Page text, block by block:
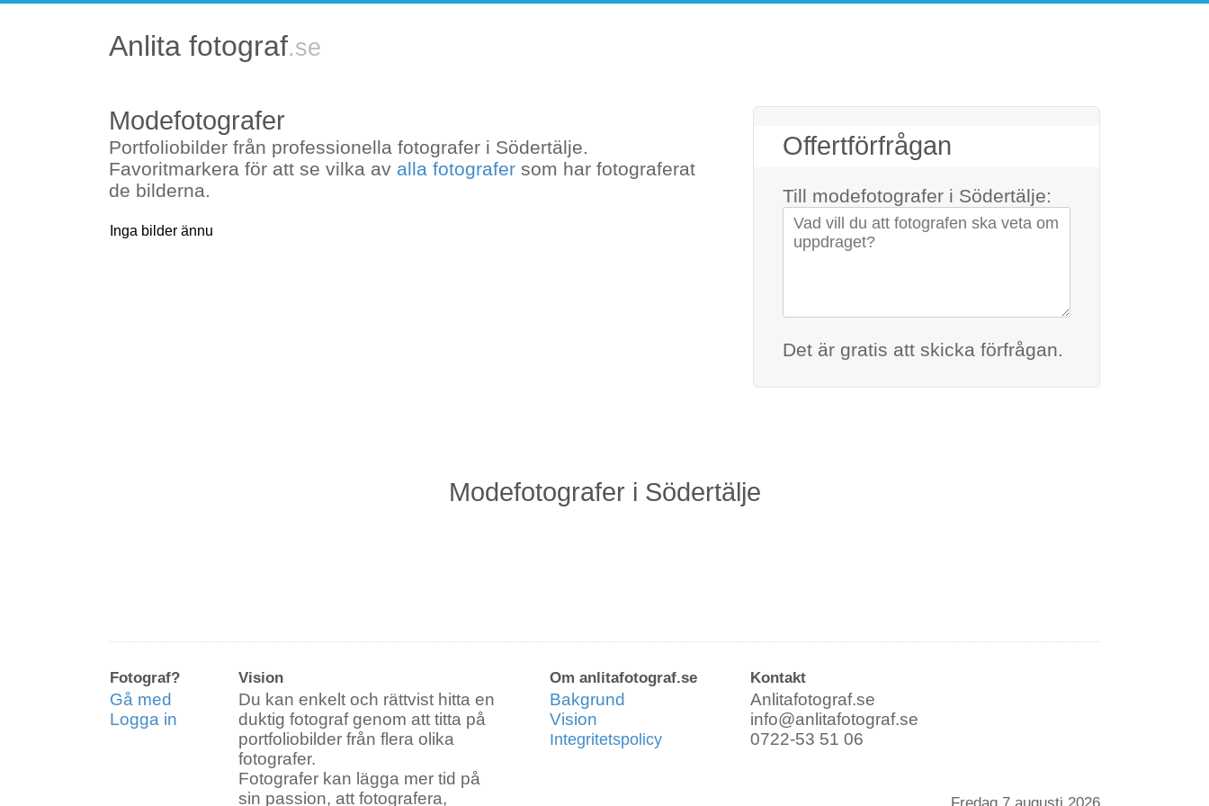
Anlita fotograf
Uppdraget mottaget
Uppdraget skickas till fotografer som är med hos anlitafotograf.se.
Om ni har några frågor är ni välkomna att maila
uppdrag@anlitafotograf.se
Modefotograf
Portfoliobilder från professionella fotografer i Södertälje.
Favoritmarkera för att se vilka av alla fotografersom har fotograferat
de bilderna.
Inga bilder ännu
Offertförfrågan
Till modefotografer i Södertälje:
Dina kontaktuppgifter
Det är gratis att skicka förfrågan.
modefotografer i Södertälje
Reklam
Bebis
Vänner
Fotograf?
Gå med
Logga in
Vision
Du kan enkelt och rättvist hitta en
duktig fotograf genom att titta på
portfoliobilder från flera olika
fotografer.
Fotografer kan lägga mer tid på
sin passion, att fotografera,
Om anlitafotograf.se
Bakgrund
Vision
Integritetspolicy
Kontakt
Anlitafotograf.se
info@anlitafotograf.se
0722-53 51 06
Fredag 7 augusti 2026